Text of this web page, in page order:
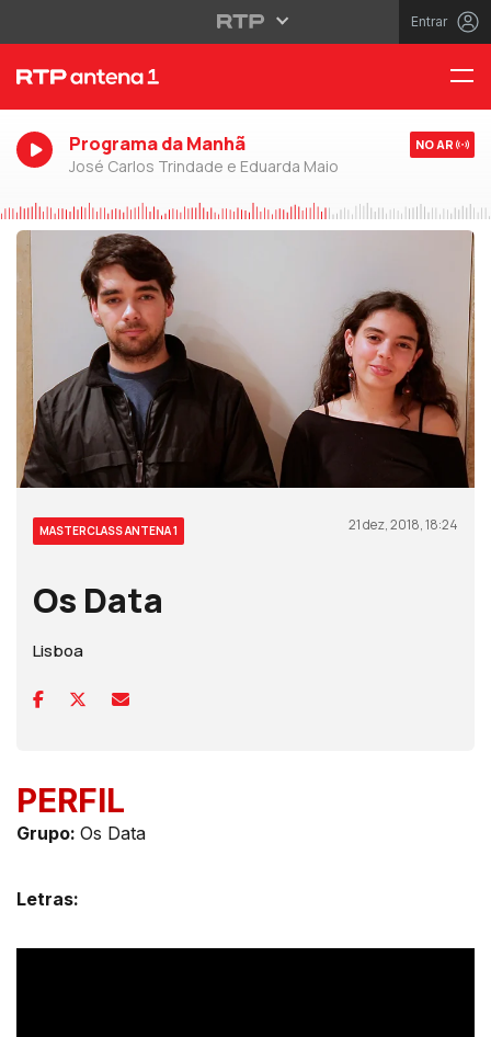
Entrar
Programa da Manhã
José Carlos Trindade e Eduarda Maio
NO AR
MASTERCLASS ANTENA 1 21 dez, 2018, 18:24
Os Data
Lisboa
PERFIL
Grupo: Os Data
Letras: